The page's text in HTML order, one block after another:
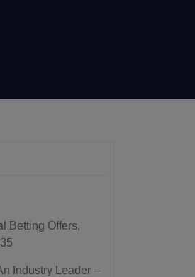
Betting Offers,
Industry Leader –